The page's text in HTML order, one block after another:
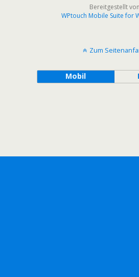
Bereitgestellt von
WPtouch Mobile Suite for
Zum
Mobil